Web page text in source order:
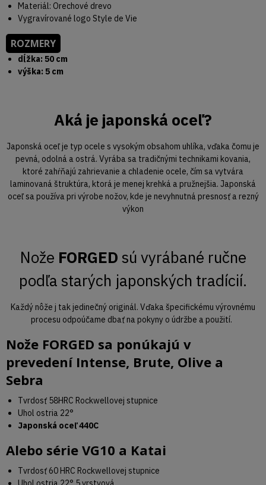
Materiál: Orechové drevo
Vygravírované logo Style de Vie
ROZMERY
dĺžka: 50 cm
výška: 5 cm
Aká je japonská oceľ?
Japonská oceľ je typ ocele s vysokým obsahom uhlíka, vďaka čomu je
pevná, odolná a ostrá. Vyrába sa tradičnými technikami kovania,
ktoré zahŕňajú zahrievanie a chladenie ocele, čím sa vytvára
laminovaná štruktúra, ktorá je menej krehká a pružnejšia. Japonská
oceľ sa používa pri výrobe nožov, kde je nevyhnutná presnosť a rezný
výkon
Nože FORGED sú vyrábané ručne
podľa starých japonských tradícií.
Každý nôže j tak jedinečný originál. Vďaka špecifickému výrovnému
procesu odpoúčame dbať na pokyny o údržbe a použití.
Nože FORGED sa ponúkajú v
prevedení Intense, Brute, Olive a
Sebra
Tvrdosť 58HRC Rockwellovej stupnice
Uhol ostria 22°
Japonská oceľ 440C
Alebo série VG10 a Katai
Tvrdosť 60 HRC Rockwellovej stupnice